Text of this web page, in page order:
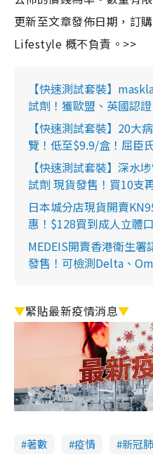
更新至文章發佈日期，訂
Lifestyle 概不負責。>>
【快速測試套裝】
試劑！獲歐盟、英國認
【快速測試套裝】20大
覽！低至$9.9/盒！屈臣
【快速測試套裝】深水
試劑 現貨發售！買10支
日本城分店現貨開賣
惠！$128買到成人立體
MEDEIS開賣香港衛生
發售！可檢測Delta、
▼緊貼最新疫情消息▼
著數 疫情 新冠